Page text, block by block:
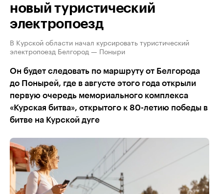
новый туристический
электропоезд
В Курской области начал курсировать туристический
электропоезд Белгород — Поныри
Он будет следовать по маршруту от Белгорода
до Понырей, где в августе этого года открыли
первую очередь мемориального комплекса
«Курская битва», открытого к 80-летию победы в
битве на Курской дуге